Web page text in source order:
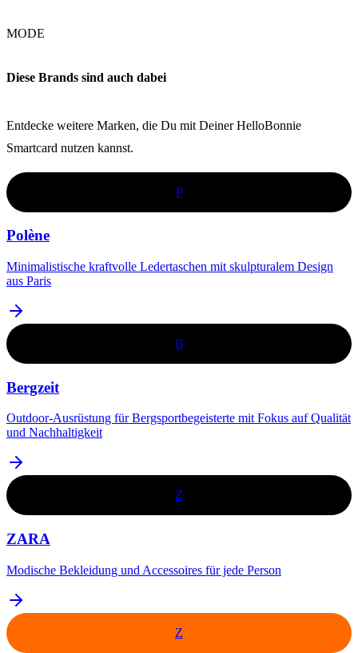
MODE
Diese Brands sind auch dabei
Entdecke weitere Marken, die Du mit Deiner HelloBonnie
Smartcard nutzen kannst.
P
Polène
Minimalistische kraftvolle Ledertaschen mit skulpturalem Design
aus Paris
B
Bergzeit
​Outdoor-Ausrüstung für Bergsportbegeisterte mit Fokus auf Qualität
und Nachhaltigkeit​
Z
ZARA
Modische Bekleidung und Accessoires für jede Person
Z